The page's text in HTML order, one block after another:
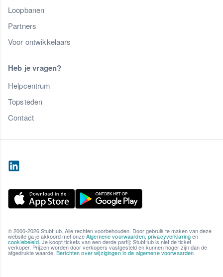
Loopbanen
Partners
Voor ontwikkelaars
Heb je vragen?
Helpcentrum
Topsteden
Contact
© 2000-2026 StubHub. Alle rechten voorbehouden. Door gebruik te maken van deze
website ga je akkoord met onzeAlgemene voorwaarden,privacyverklaringen
cookiebeleid. Je koopt tickets van een derde partij; StubHub is niet de ticket
verkoper. Prijzen worden door verkopers vastgesteld en kunnen hoger zijn dan de
afgedrukte waarde. Berichten over wijzigingen in de algemene voorwaarden